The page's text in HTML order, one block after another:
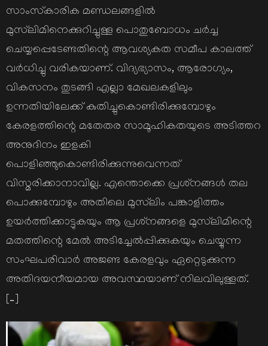
സാംസ്‌കാരിക മണ്ഡലങ്ങളില്‍
മുസ്‌ലിമിനെക്കുറിച്ചുള്ള പൊതുബോധം ചര്‍ച്ച
ചെയ്യപ്പെടേണ്ടതിന്റെ ആവശ്യകത സമീപ കാലത്ത്
വര്‍ധിച്ചു വരികയാണ്. വിദ്യഭ്യാസം, ആരോഗ്യം,
വികസനം തുടങ്ങി എല്ലാ മേഖലകളിലും
ഉന്നതിയിലേക്ക് കുതിച്ചുകൊണ്ടിരിക്കുമ്പോഴും
കേരളത്തിന്റെ മതേതര സാമൂഹികതയുടെ അടിത്തറ
അനുദിനം ഇളകി
പൊളിഞ്ഞുകൊണ്ടിരിക്കുന്നുവെന്നത്
വിസ്മരിക്കാനാവില്ല. എന്തൊക്കെ പ്രശ്‌നങ്ങള്‍ തല
പൊക്കുമ്പോഴും അതിലെ മുസ്‌ലിം പങ്കാളിത്തം
ഉയര്‍ത്തിക്കാട്ടുകയും ആ പ്രശ്‌നങ്ങളെ മുസ്‌ലിമിന്റെ
മതത്തിന്റെ മേല്‍ അടിച്ചേല്‍പ്പിക്കുകയും ചെയ്യുന്ന
സംഘപരിവാര്‍ അജണ്ട കേരളവും ഏറ്റെടുക്കുന്ന
അതിദയനീയമായ അവസ്ഥയാണ് നിലവിലുള്ളത്.
[…]